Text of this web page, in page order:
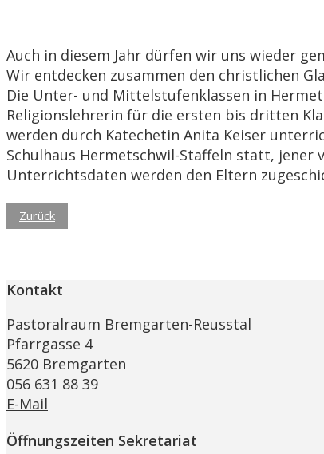
Auch in diesem Jahr dürfen wir uns wieder
Wir entdecken zusammen den christlichen
Die Unter- und Mittelstufenklassen in
Religionslehrerin für die ersten bis dritten
werden durch Katechetin Anita Keiser
Schulhaus Hermetschwil-Staffeln statt, jener
Unterrichtsdaten werden den Eltern
Zurück
Kontakt
Pastoralraum Bremgarten-Reusstal
Pfarrgasse 4
5620 Bremgarten
056 631 88 39
E-Mail
Öffnungszeiten Sekretariat